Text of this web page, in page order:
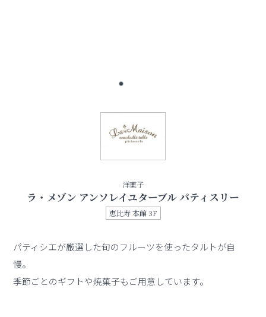
洋菓子
ラ・メゾン アンソレイユターブル パティスリー
恵比寿 本館 3F
パティシエが厳選した旬のフルーツを使ったタルトが自
慢。
季節ごとのギフトや焼菓子もご用意しています。